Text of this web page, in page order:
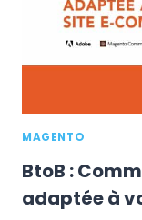
MAGENTO
BtoB :
adaptée à